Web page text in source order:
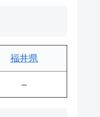
福井県
–